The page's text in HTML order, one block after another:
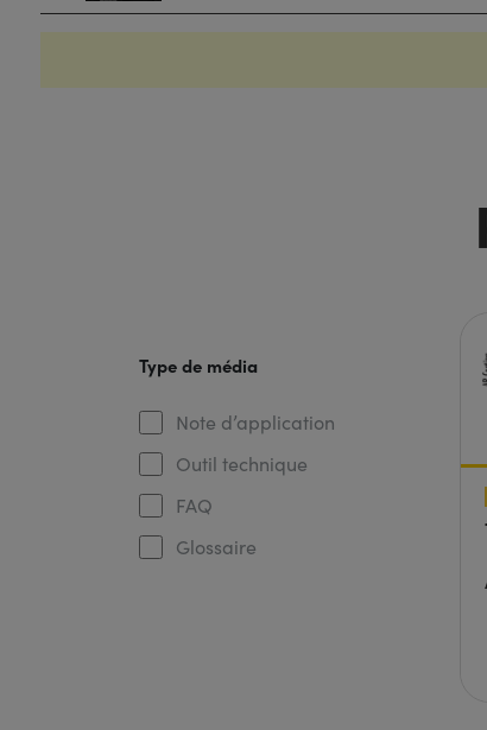
Type de média
Note d’application
Outil technique
FAQ
Glossaire